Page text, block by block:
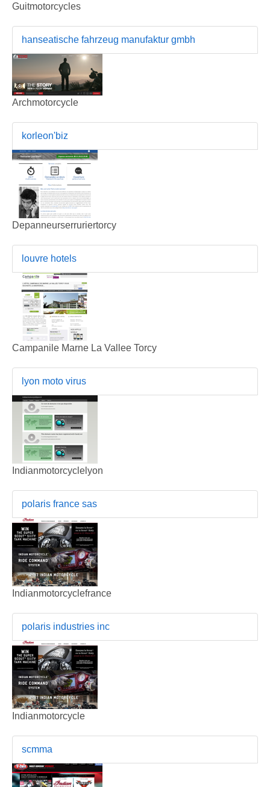
Guitmotorcycles
hanseatische fahrzeug manufaktur gmbh
Archmotorcycle
korleon'biz
Depanneurserruriertorcy
louvre hotels
Campanile Marne La Vallee Torcy
lyon moto virus
Indianmotorcyclelyon
polaris france sas
Indianmotorcyclefrance
polaris industries inc
Indianmotorcycle
scmma